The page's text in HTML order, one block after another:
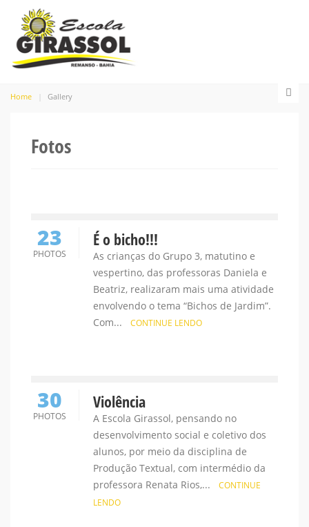
Home Gallery
Fotos
23
PHOTOS
É o bicho!!!
As crianças do Grupo 3, matutino e
vespertino, das professoras Daniela e
Beatriz, realizaram mais uma atividade
envolvendo o tema “Bichos de Jardim”.
Com... CONTINUE LENDO
30
PHOTOS
Violência
A Escola Girassol, pensando no
desenvolvimento social e coletivo dos
alunos, por meio da disciplina de
Produção Textual, com intermédio da
professora Renata Rios,... CONTINUE
LENDO